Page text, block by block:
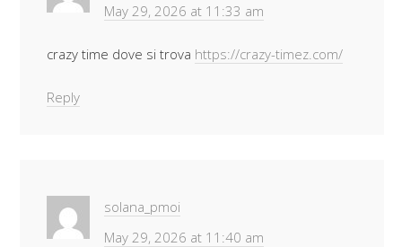
May 29, 2026 at 11:33 am
crazy time dove si trova https://crazy-timez.com/
Reply
solana_pmoi
May 29, 2026 at 11:40 am